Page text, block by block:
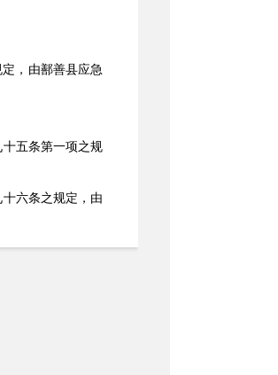
，由鄯善县应急
五条第一项之规
六条之规定，由